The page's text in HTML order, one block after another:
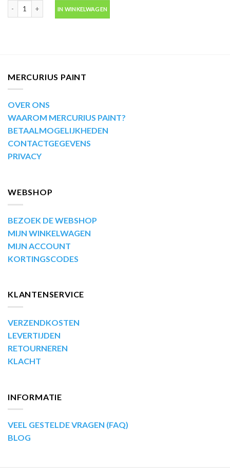
Motip Kompakt 44009 geel autolak in spuitbus 400ml aantal
IN WINKELWAGEN
MERCURIUS PAINT
OVER ONS
WAAROM MERCURIUS PAINT?
BETAALMOGELIJKHEDEN
CONTACTGEGEVENS
PRIVACY
WEBSHOP
BEZOEK DE WEBSHOP
MIJN WINKELWAGEN
MIJN ACCOUNT
KORTINGSCODES
KLANTENSERVICE
VERZENDKOSTEN
LEVERTIJDEN
RETOURNEREN
KLACHT
INFORMATIE
VEEL GESTELDE VRAGEN (FAQ)
BLOG